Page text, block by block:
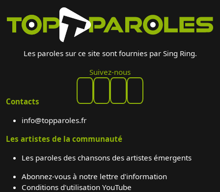
Les paroles sur ce site sont fournies par Sing Ring.
Suivez-nous
Contacts
info@topparoles.fr
Les artistes de la communauté
Les paroles des chansons des artistes émergents
Abonnez-vous à notre lettre d'information
Conditions d'utilisation YouTube